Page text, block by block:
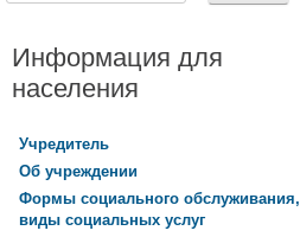
Информация для
населения
Учредитель
Об учреждении
Формы социального обслуживания,
виды социальных услуг